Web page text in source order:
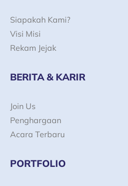
f
Siapakah Kami?
Visi Misi
Rekam Jejak
BERITA & KARIR
Join Us
Penghargaan
Acara Terbaru
PORTFOLIO